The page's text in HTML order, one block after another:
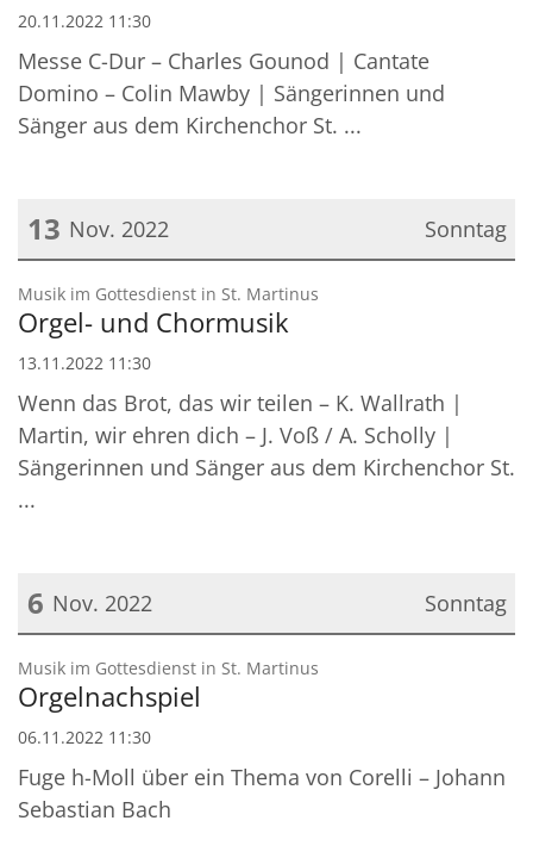
20.11.2022 11:30
Messe C-Dur – Charles Gounod | Cantate
Domino – Colin Mawby | Sängerinnen und
Sänger aus dem Kirchenchor St. ...
Sonntag
13 Nov. 2022
Datum: 13. November 2022
Musik im Gottesdienst in St. Martinus
Orgel- und Chormusik
13.11.2022 11:30
Wenn das Brot, das wir teilen – K. Wallrath |
Martin, wir ehren dich – J. Voß / A. Scholly |
Sängerinnen und Sänger aus dem Kirchenchor St.
...
Sonntag
6 Nov. 2022
Datum: 6. November 2022
Musik im Gottesdienst in St. Martinus
Orgelnachspiel
06.11.2022 11:30
Fuge h-Moll über ein Thema von Corelli – Johann
Sebastian Bach